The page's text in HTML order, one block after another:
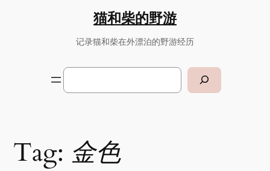
猫和柴的野游
记录猫和柴在外漂泊的野游经历
Search
Tag: 金色